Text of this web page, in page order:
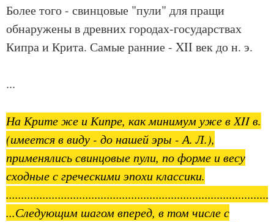
Более того - свинцовые "пули" для пращи
обнаружены в древних городах-государствах
Кипра и Крита. Самые ранние - XII век до н. э.
...
На Крите же и Кипре, как минимум уже в ХII в.
(имеется в виду - до нашей эры - А. Л.),
применялись свинцовые пули, по форме и весу
сходные с греческими эпохи классики.
...Следующим шагом вперед, в том числе с